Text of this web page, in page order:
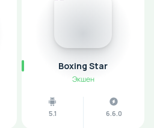
Boxing Star
Экшен
5.1 6.6.0